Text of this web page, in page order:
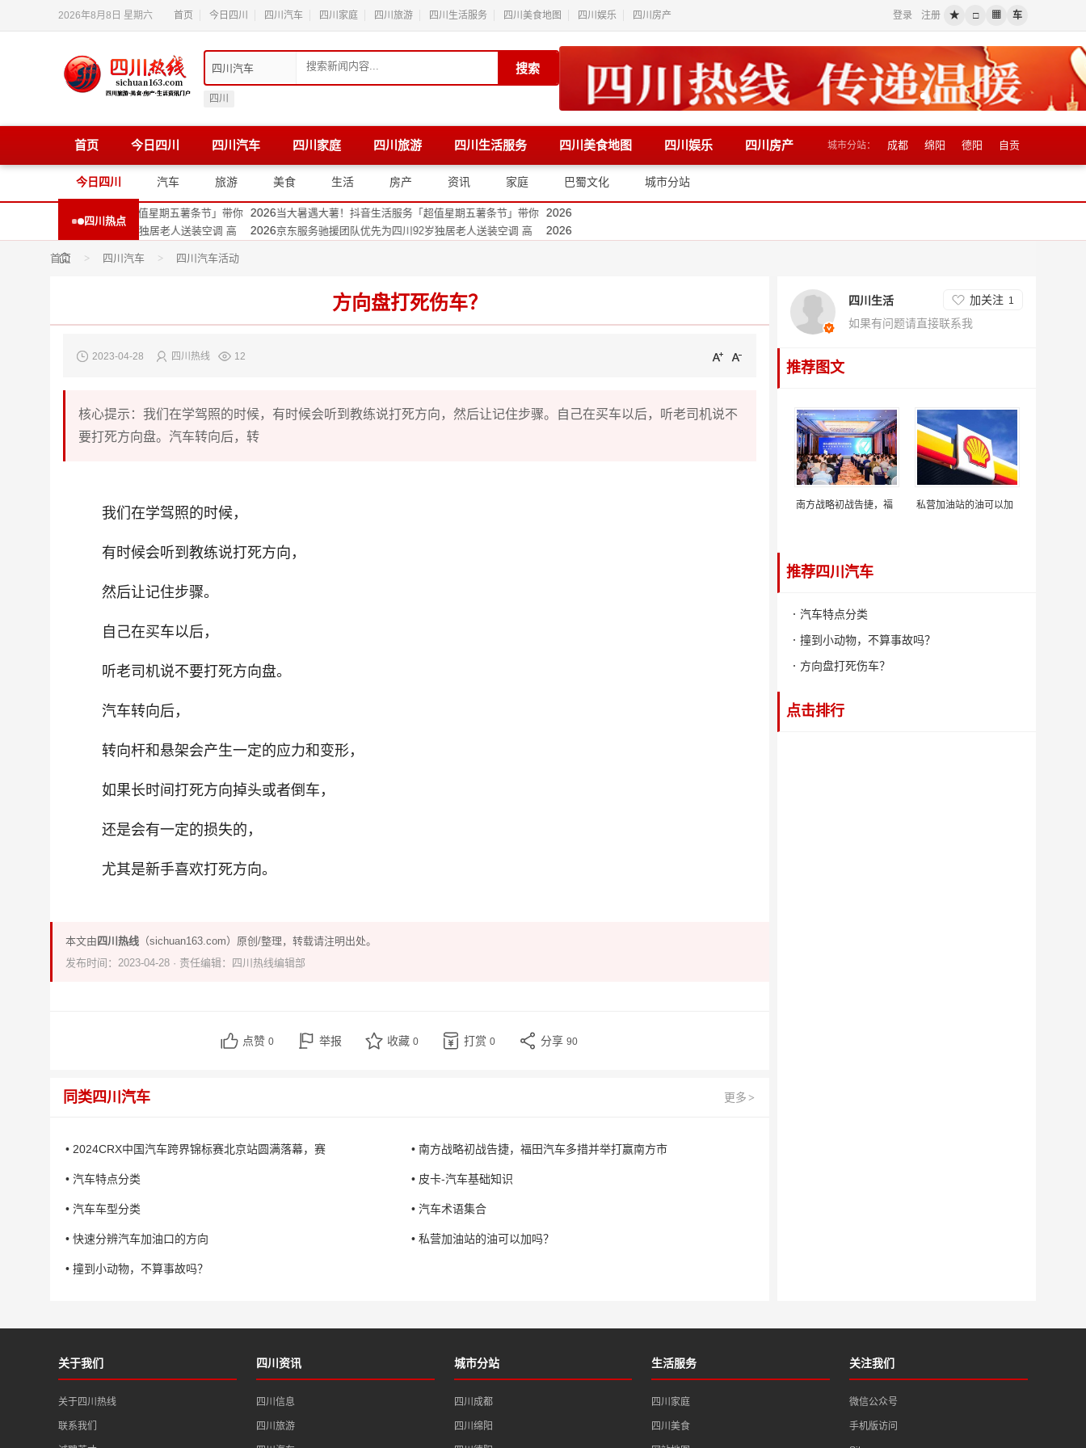
2026年8月8日 星期六 首页 今日四川 四川汽车 四川家庭 四川旅游 四川生活服务 四川美食地图 四川娱乐 四川房产 登录 注册 ★ □ ▦ 车
搜索
四川
首页 今日四川 四川汽车 四川家庭 四川旅游 四川生活服务 四川美食地图 四川娱乐 四川房产 城市分站： 成都 绵阳 德阳 自贡
今日四川 汽车 旅游 美食 生活 房产 资讯 家庭 巴蜀文化 城市分站
四川热点
行，甘孜打开数字产业新链接
2026
大薯！抖音生活服务「超值星期五薯条节」带你
2026
驰援团队优先为四川92岁独居老人送装空调 高
2026
者7月25日来京东家电专卖店 “国补下乡”京东
向“新”而行，甘孜打开数字产业新链接
2026
当大暑遇大薯！抖音生活服务「超值星期五薯条节」带你
2026
京东服务驰援团队优先为四川92岁独居老人送装空调 高
首页 > 四川汽车 > 四川汽车活动
方向盘打死伤车？
2023-04-28 四川热线 12
核心提示：我们在学驾照的时候，有时候会听到教练说打死方向，然后让记住步骤。自己在买车以后，听老司机说不
要打死方向盘。汽车转向后，转
我们在学驾照的时候，
有时候会听到教练说打死方向，
然后让记住步骤。
自己在买车以后，
听老司机说不要打死方向盘。
汽车转向后，
转向杆和悬架会产生一定的应力和变形，
如果长时间打死方向掉头或者倒车，
还是会有一定的损失的，
尤其是新手喜欢打死方向。
本文由 四川热线 （sichuan163.com）原创/整理，转载请注明出处。
发布时间：2023-04-28 · 责任编辑：四川热线编辑部
点赞 0 举报 收藏 0 打赏 0 分享 90
更多 >
同类四川汽车
• 2024CRX中国汽车跨界锦标赛北京站圆满落幕，赛 • 南方战略初战告捷，福田汽车多措并举打赢南方市
• 汽车特点分类 • 皮卡-汽车基础知识
• 汽车车型分类 • 汽车术语集合
• 快速分辨汽车加油口的方向 • 私营加油站的油可以加吗？
• 撞到小动物，不算事故吗？
四川生活 加关注 1
如果有问题请直接联系我
推荐图文
南方战略初战告捷，福 私营加油站的油可以加
推荐四川汽车
汽车特点分类
撞到小动物，不算事故吗？
方向盘打死伤车？
点击排行
关于我们
关于四川热线
联系我们
四川资讯
四川信息
四川旅游
城市分站
四川成都
四川绵阳
生活服务
四川家庭
四川美食
关注我们
微信公众号
手机版访问